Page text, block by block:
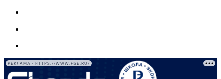
РЕКЛАМА • HTTPS://WWW.HSE.RU/